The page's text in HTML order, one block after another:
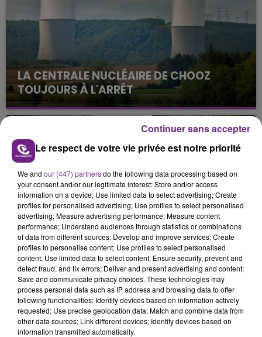
LA CENTRALE NUCLÉAIRE DE CHOOZ
TOUJOURS À L'ARRÊT
Cela fait déjà une semaine que la centrale
nucléaire ardennaise est à l'arrêt. Une situation
justifiée par la sécheresse intense qui est toujours
présente.
LE MAGASIN JOUÉCLUB DE REIMS FERME
SES PORTES
C'était l'une des institutions du centre-ville
rémois. Le magasin JouéClub est contraint de
fermer ses portes.
TITRES DIFFUSÉS
14h24
14h24 14h20
14h20
Le respect de votre vie privée est notre priorité
We and our (447) partnersdo the following data processing based on
your consent and/or our legitimate interest: Store and/or access
information on a device; Use limited data to select advertising; Create
profiles for personalised advertising; Use profiles to select personalised
advertising; Measure advertising performance; Measure content
performance; Understand audiences through statistics or combinations
of data from different sources; Develop and improve services; Create
profiles to personalise content; Use profiles to select personalised
content; Use limited data to select content; Ensure security, prevent and
detect fraud, and fix errors; Deliver and present advertising and content;
Save and communicate privacy choices. These technologies may
process personal data such as IP address and browsing data to offer
following functionalities: Identify devices based on information actively
requested; Use precise geolocation data; Match and combine data from
other data sources; Link different devices; Identify devices based on
information transmitted automatically.
Continuer sans accepter